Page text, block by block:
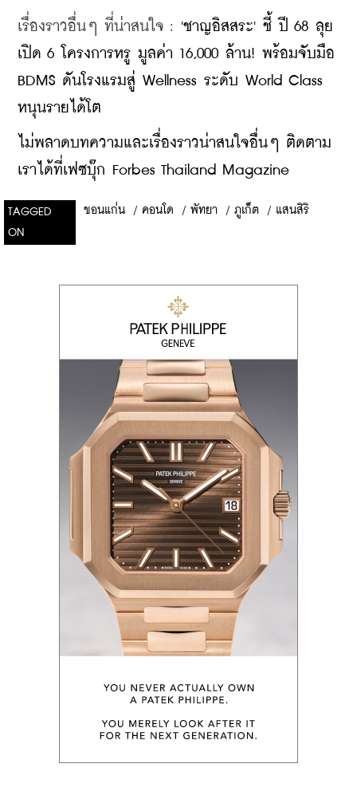
เรื่องราวอื่นๆ ที่น่าสนใจ : 'ชาญอิสสระ' ชี้ ปี 68 ลุย
เปิด 6 โครงการหรู มูลค่า 16,000 ล้าน! พร้อมจับมือ
BDMS ดันโรงแรมสู่ Wellness ระดับ World Class
หนุนรายได้โต
ไม่พลาดบทความและเรื่องราวน่าสนใจอื่นๆ ติดตาม
เราได้ที่เฟซบุ๊ก Forbes Thailand Magazine
TAGGED
ON
ขอนแก่น / คอนโด / พัทยา / ภูเก็ต / แสนสิริ